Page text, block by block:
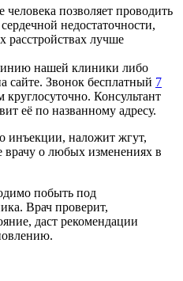
человека позволяет проводить
недостаточности,
расстройствах лучше
нашей клиники либо
сайте. Звонок бесплатный 7
круглосуточно. Консультант
её по названному адресу.
инъекции, наложит жгут,
врачу о любых изменениях в
побыть под
Врач проверит,
даст рекомендации